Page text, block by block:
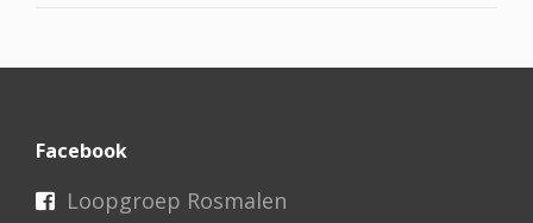
Facebook
Loopgroep Rosmalen